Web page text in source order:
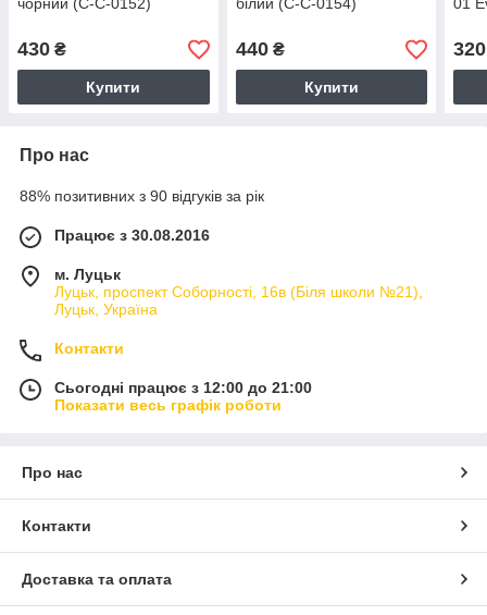
чорний (C-C-0152)
430 ₴
Купити
білий (C-C-0154)
440₴
Купити
01
320
Про нас
88% позитивних з 90 відгуків за рік
Працює з 30.08.2016
м. Луцьк
Луцьк, проспект Соборності, 16в (Біля школи №21),
Луцьк, Україна
Контакти
Сьогодні працює з 12:00 до 21:00
Показати весь графік роботи
Про нас
Контакти
Доставка та оплата